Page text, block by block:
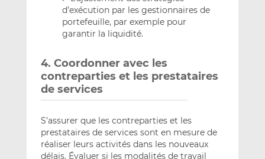
d’exécution par les gestionnaires de
portefeuille, par exemple pour
garantir la liquidité.
4. Coordonner avec les
contreparties et les prestataires
de services
S’assurer que les contreparties et les
prestataires de services sont en mesure de
réaliser leurs activités dans les nouveaux
délais. Évaluer si les modalités de travail